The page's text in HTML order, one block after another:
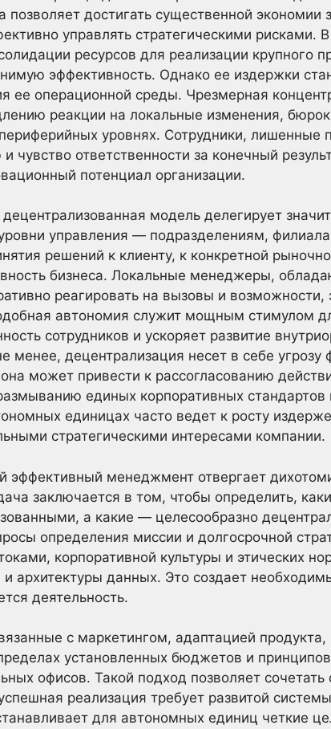
позволяет достигать существенной экономии
управлять стратегическими рисками.
ресурсов для реализации крупного
эффективность. Однако ее издержки
ее операционной среды. Чрезмерная
реакции на локальные изменения,
уровнях. Сотрудники, лишенные
ответственности за конечный
потенциал организации.
модель делегирует
управления — подразделениям,
решений к клиенту, к конкретной
бизнеса. Локальные менеджеры,
реагировать на вызовы и возможности,
автономия служит мощным стимулом
сотрудников и ускоряет развитие
менее, децентрализация несет в себе
может привести к рассогласованию
единых корпоративных стандартов
единицах часто ведет к росту
стратегическими интересами компании.
эффективный менеджмент отвергает
заключается в том, чтобы определить,
а какие — целесообразно
определения миссии и долгосрочной
корпоративной культуры и этических
и архитектуры данных. Это создает
деятельность.
с маркетингом, адаптацией продукта,
установленных бюджетов и
офисов. Такой подход позволяет сочетать
реализация требует развитой
для автономных единиц четкие